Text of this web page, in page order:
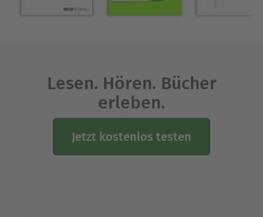
Lesen. Hören. Bücher
erleben.
Jetzt kostenlos testen